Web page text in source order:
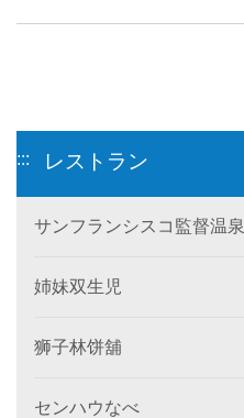
::: レストラン
サンフランシスコ監督温泉
姉妹双生児
狮子林饼舖
センハウなべ